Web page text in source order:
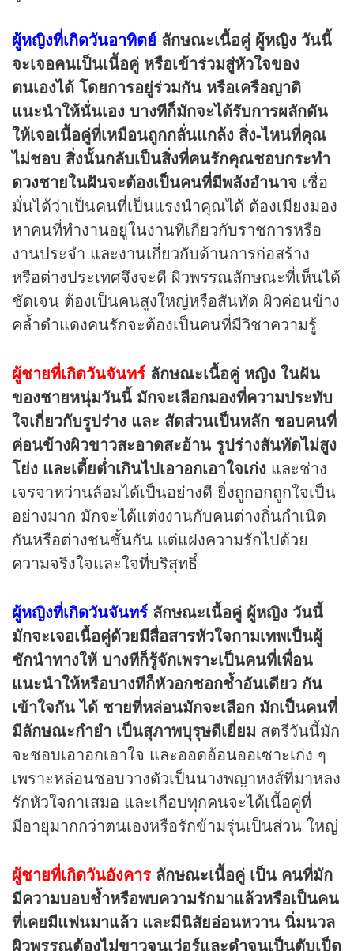
ผู้หญิงที่เกิดวันอาทิตย์ ลักษณะเนื้อคู่ ผู้หญิง วันนี้
จะเจอคนเป็นเนื้อคู่ หรือเข้าร่วมสู่หัวใจของ
ตนเองได้ โดยการอยู่ร่วมกัน หรือเครือญาติ
แนะนำให้นั่นเอง บางทีก็มักจะได้รับการผลักดัน
ให้เจอเนื้อคู่ที่เหมือนถูกกลั่นแกล้ง สิ่ง-ไหนที่คุณ
ไม่ชอบ สิ่งนั้นกลับเป็นสิ่งที่คนรักคุณชอบกระทำ
ดวงชายในฝันจะต้องเป็นคนที่มีพลังอำนาจ เชื่อ
มั่นได้ว่าเป็นคนที่เป็นแรงนำคุณได้ ต้องเมียงมอง
หาคนที่ทำงานอยู่ในงานที่เกี่ยวกับราชการหรือ
งานประจำ และงานเกี่ยวกับด้านการก่อสร้าง
หรือต่างประเทศจึงจะดี ผิวพรรณลักษณะที่เห็นได้
ชัดเจน ต้องเป็นคนสูงใหญ่หรือสันทัด ผิวค่อนข้าง
คล้ำดำแดงคนรักจะต้องเป็นคนที่มีวิชาความรู้
ผู้ชายที่เกิดวันจันทร์ ลักษณะเนื้อคู่ หญิง ในฝัน
ของชายหนุ่มวันนี้ มักจะเลือกมองที่ความประทับ
ใจเกี่ยวกับรูปร่าง และ สัดส่วนเป็นหลัก ชอบคนที่
ค่อนข้างผิวขาวสะอาดสะอ้าน รูปร่างสันทัดไม่สูง
โย่ง และเตี้ยต่ำเกินไปเอาอกเอาใจเก่ง และช่าง
เจรจาหว่านล้อมได้เป็นอย่างดี ยิ่งถูกอกถูกใจเป็น
อย่างมาก มักจะได้แต่งงานกับคนต่างถิ่นกำเนิด
กันหรือต่างชนชั้นกัน แต่แฝงความรักไปด้วย
ความจริงใจและใจที่บริสุทธิ์
ผู้หญิงที่เกิดวันจันทร์ ลักษณะเนื้อคู่ ผู้หญิง วันนี้
มักจะเจอเนื้อคู่ด้วยมีสื่อสารหัวใจกามเทพเป็นผู้
ชักนำทางให้ บางทีก็รู้จักเพราะเป็นคนที่เพื่อน
แนะนำให้หรือบางทีก็หัวอกชอกช้ำอันเดียว กัน
เข้าใจกัน ได้ ชายที่หล่อนมักจะเลือก มักเป็นคนที่
มีลักษณะกำยำ เป็นสุภาพบุรุษดีเยี่ยม สตรีวันนี้มัก
จะชอบเอาอกเอาใจ และออดอ้อนออเซาะเก่ง ๆ
เพราะหล่อนชอบวางตัวเป็นนางพญาหงส์ที่มาหลง
รักหัวใจกาเสมอ และเกือบทุกคนจะได้เนื้อคู่ที่
มีอายุมากกว่าตนเองหรือรักข้ามรุ่นเป็นส่วน ใหญ่
ผู้ชายที่เกิดวันอังคาร ลักษณะเนื้อคู่ เป็น คนที่มัก
มีความบอบช้ำหรือพบความรักมาแล้วหรือเป็นคน
ที่เคยมีแฟนมาแล้ว และมีนิสัยอ่อนหวาน นิ่มนวล
ผิวพรรณต้องไม่ขาวจนเว่อร์และดำจนเป็นตับเป็ด